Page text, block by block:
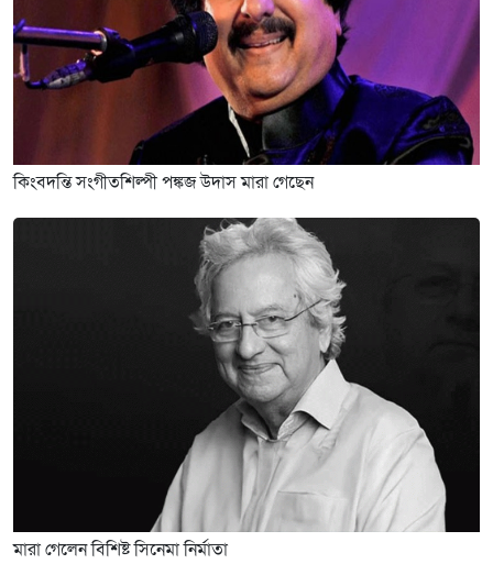
কিংবদন্তি সংগীতশিল্পী পঙ্কজ উদাস মারা গেছেন
মারা গেলেন বিশিষ্ট সিনেমা নির্মাতা